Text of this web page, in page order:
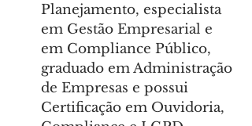
Planejamento, especialista
em Gestão Empresarial e
em Compliance Público,
graduado em Administração
de Empresas e possui
Certificação em Ouvidoria,